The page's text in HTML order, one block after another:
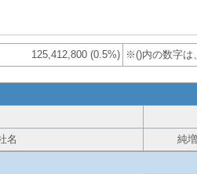
125,412,800 (0.5%) ※()内の数字は
名
純